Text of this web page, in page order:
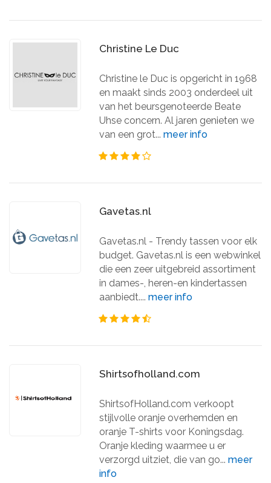
Christine Le Duc
Christine le Duc is opgericht in 1968
en maakt sinds 2003 onderdeel uit
van het beursgenoteerde Beate
Uhse concern. Al jaren genieten we
van een grot...meer info
Gavetas.nl
Gavetas.nl - Trendy tassen voor elk
budget. Gavetas.nl is een webwinkel
die een zeer uitgebreid assortiment
in dames-, heren-en kindertassen
aanbiedt....meer info
Shirtsofholland.com
ShirtsofHolland.com verkoopt
stijlvolle oranje overhemden en
oranje T-shirts voor Koningsdag.
Oranje kleding waarmee u er
verzorgd uitziet, die van go...meer
info